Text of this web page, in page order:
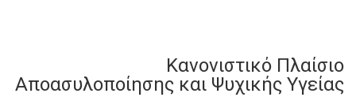
Κανονιστικό Πλαίσιο
Αποασυλοποίησης και Ψυχικής Υγείας